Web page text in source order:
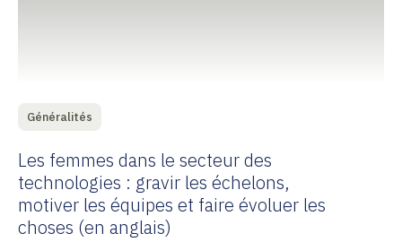
Généralités
Les femmes dans le secteur des
technologies : gravir les échelons,
motiver les équipes et faire évoluer les
choses (en anglais)